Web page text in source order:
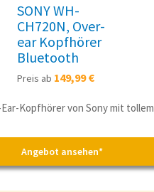
SONY WH-
CH720N, Over-
ear Kopfhörer
Bluetooth
Preis ab 149,99 €
Kopfhörer von Sony mit tollem
Angebot ansehen*